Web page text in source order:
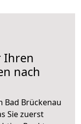
Ihren
nach
Bad Brückenau
Sie zuerst